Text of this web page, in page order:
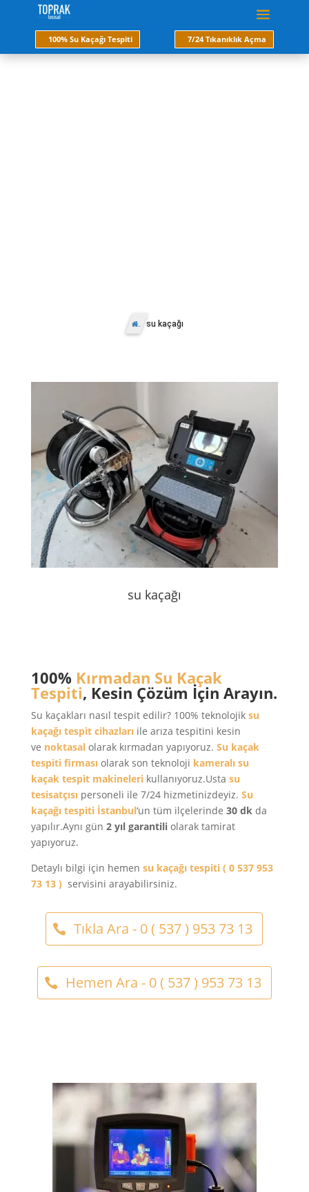
100% Su Kaçağı Tespiti 7/24 Tıkanıklık Açma
su kaçağı
Anasayfa
su kaçağı
su kaçağı
100% Kırmadan Su Kaçak
Tespiti, Kesin Çözüm İçin Arayın.
Su kaçakları nasıl tespit edilir? 100% teknolojik su
kaçağı tespit cihazlarıile arıza tespitini kesin
ve noktasal olarak kırmadan yapıyoruz. Su kaçak
tespiti firmasıolarak son teknoloji kameralı su
kaçak tespit makinelerikullanıyoruz.Usta su
tesisatçısıpersoneli ile 7/24 hizmetinizdeyiz. Su
kaçağı tespiti İstanbul‘un tüm ilçelerinde 30 dk da
yapılır.Aynı gün 2 yıl garantiliolarak tamirat
yapıyoruz.
Detaylı bilgi için hemen su kaçağı tespiti ( 0 537 953
73 13 ) servisini arayabilirsiniz.
Tıkla Ara - 0 ( 537 ) 953 73 13
Hemen Ara - 0 ( 537 ) 953 73 13